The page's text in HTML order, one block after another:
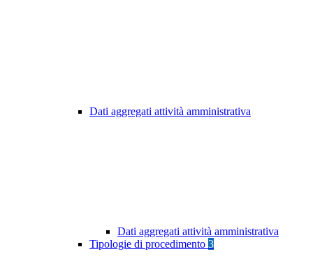
Dati aggregati attività amministrativa
Dati aggregati attività amministrativa
Tipologie di procedimento 3